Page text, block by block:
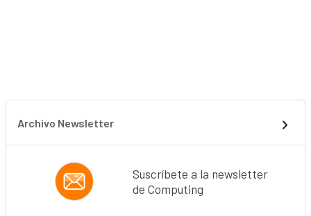
Archivo Newsletter
Suscríbete a la newsletter
de Computing